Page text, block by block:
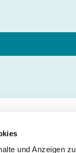
und Anzeigen